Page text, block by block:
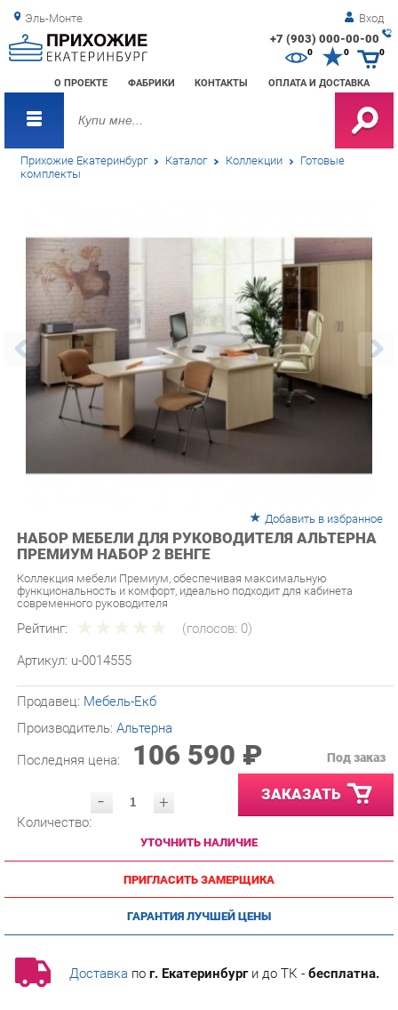
Эль-Монте Вход
+7 (903) 000-00-00
О ПРОЕКТЕ ФАБРИКИ КОНТАКТЫ ОПЛАТА И ДОСТАВКА
0 0
Прихожие Екатеринбург Каталог Коллекции Готовые
комплекты
НАБОР МЕБЕЛИ ДЛЯ РУКОВОДИТЕЛЯ АЛЬТЕРНА
ПРЕМИУМ НАБОР 2 ВЕНГЕ
Коллекция мебели Премиум, обеспечивая максимальную
современного руководителя
Рейтинг:
Артикул: u-0014555
Производитель:Альтерна
Последняя цена: 106 590 ₽
- + ЗАКАЗАТЬ
УТОЧНИТЬ НАЛИЧИЕ
ПРИГЛАСИТЬ ЗАМЕРЩИКА
ГАРАНТИЯ ЛУЧШЕЙ ЦЕНЫ
Доставкапог. Екатеринбурги до ТК -бесплатна.